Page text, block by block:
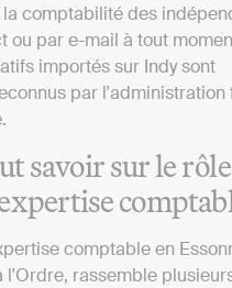
comptabilité des
ou par e-mail à tout
importés sur Indy sont
par l'administration
savoir sur le
comptable en
l'Ordre, rassemble